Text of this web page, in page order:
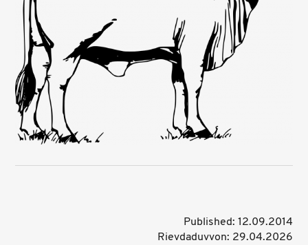
Published: 12.09.2014
Rievdaduvvon: 29.04.2026